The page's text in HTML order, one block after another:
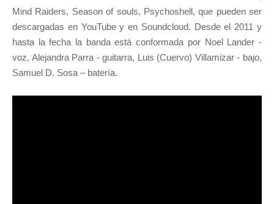
Mind Raiders, Season of souls, Psychoshell, que pueden ser
descargadas en YouTube y en Soundcloud. Desde el 2011 y
hasta la fecha la banda está conformada por Noel Lander -
voz, Alejandra Parra - guitarra, Luis (Cuervo) Villamizar - bajo,
Samuel D. Sosa – batería.